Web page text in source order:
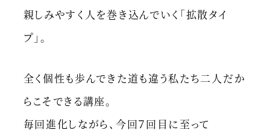
親しみやすく人を巻き込んでいく「拡散タイ
プ」。
全く個性も歩んできた道も違う私たち二人だか
らこそできる講座。
毎回進化しながら、今回７回目に至って